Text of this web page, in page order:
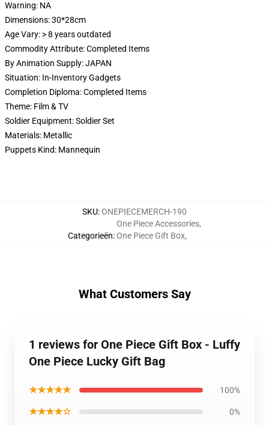
Warning: NA
Dimensions: 30*28cm
Age Vary: > 8 years outdated
Commodity Attribute: Completed Items
By Animation Supply: JAPAN
Situation: In-Inventory Gadgets
Completion Diploma: Completed Items
Theme: Film & TV
Soldier Equipment: Soldier Set
Materials: Metallic
Puppets Kind: Mannequin
SKU:ONEPIECEMERCH-190
Categorieën:
One Piece Accessories,
One Piece Gift Box,
What Customers Say
1 reviews for One Piece Gift Box - Luffy
One Piece Lucky Gift Bag
★★★★★ 100%
★★★★☆ 0%